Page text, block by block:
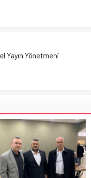
Yayın Yönetmeni